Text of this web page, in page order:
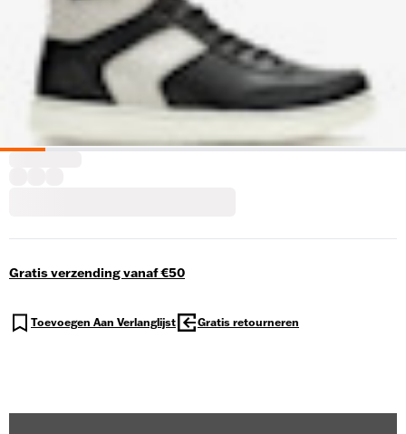
Gratis verzending vanaf €50
Toevoegen Aan Verlanglijst Gratis retourneren